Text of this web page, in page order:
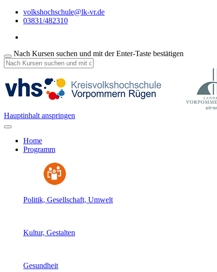
volkshochschule@lk-vr.de
03831/482310
Nach Kursen suchen und mit der Enter-Taste bestätigen
Hauptinhalt anspringen
Home
Programm
Politik, Gesellschaft, Umwelt
Kultur, Gestalten
Gesundheit